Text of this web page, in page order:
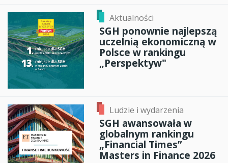
Aktualności
SGH ponownie najlepszą
uczelnią ekonomiczną w
Polsce w rankingu
„Perspektyw"
Ludzie i wydarzenia
SGH awansowała w
globalnym rankingu
„Financial Times”
Masters in Finance 2026